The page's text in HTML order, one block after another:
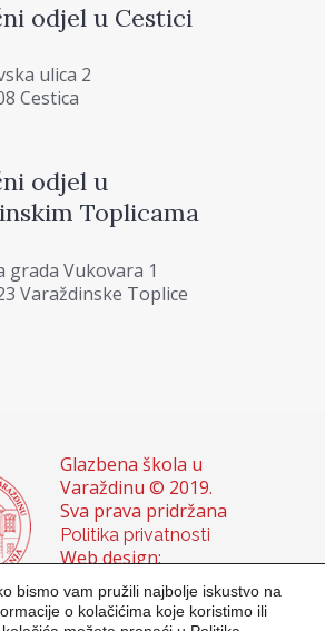
odjel u Cestici
ulica 2
Cestica
odjel u
Toplicama
grada Vukovara 1
Varaždinske Toplice
Glazbena škola u
Varaždinu © 2019.
Sva prava pridržana
Politika privatnosti
Web design:
Domagoj Sigur &
Sanja Buhin
bismo vam pružili najbolje iskustvo na
o kolačićima koje koristimo ili